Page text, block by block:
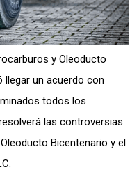
y Oleoducto
llegar un acuerdo con
todos los
las controversias
Bicentenario y el